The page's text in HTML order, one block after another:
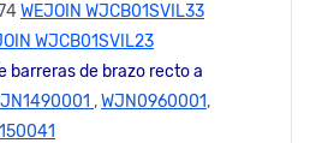
WEJOIN WJCB01SVIL33
WJCB01SVIL23
barreras de brazo recto a
,WJN0960001,